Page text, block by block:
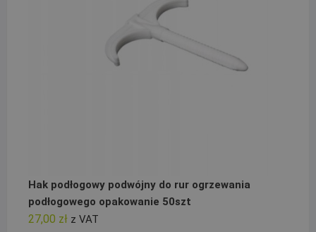
Hak podłogowy podwójny do rur ogrzewania
podłogowego opakowanie 50szt
27,00 zł z VAT